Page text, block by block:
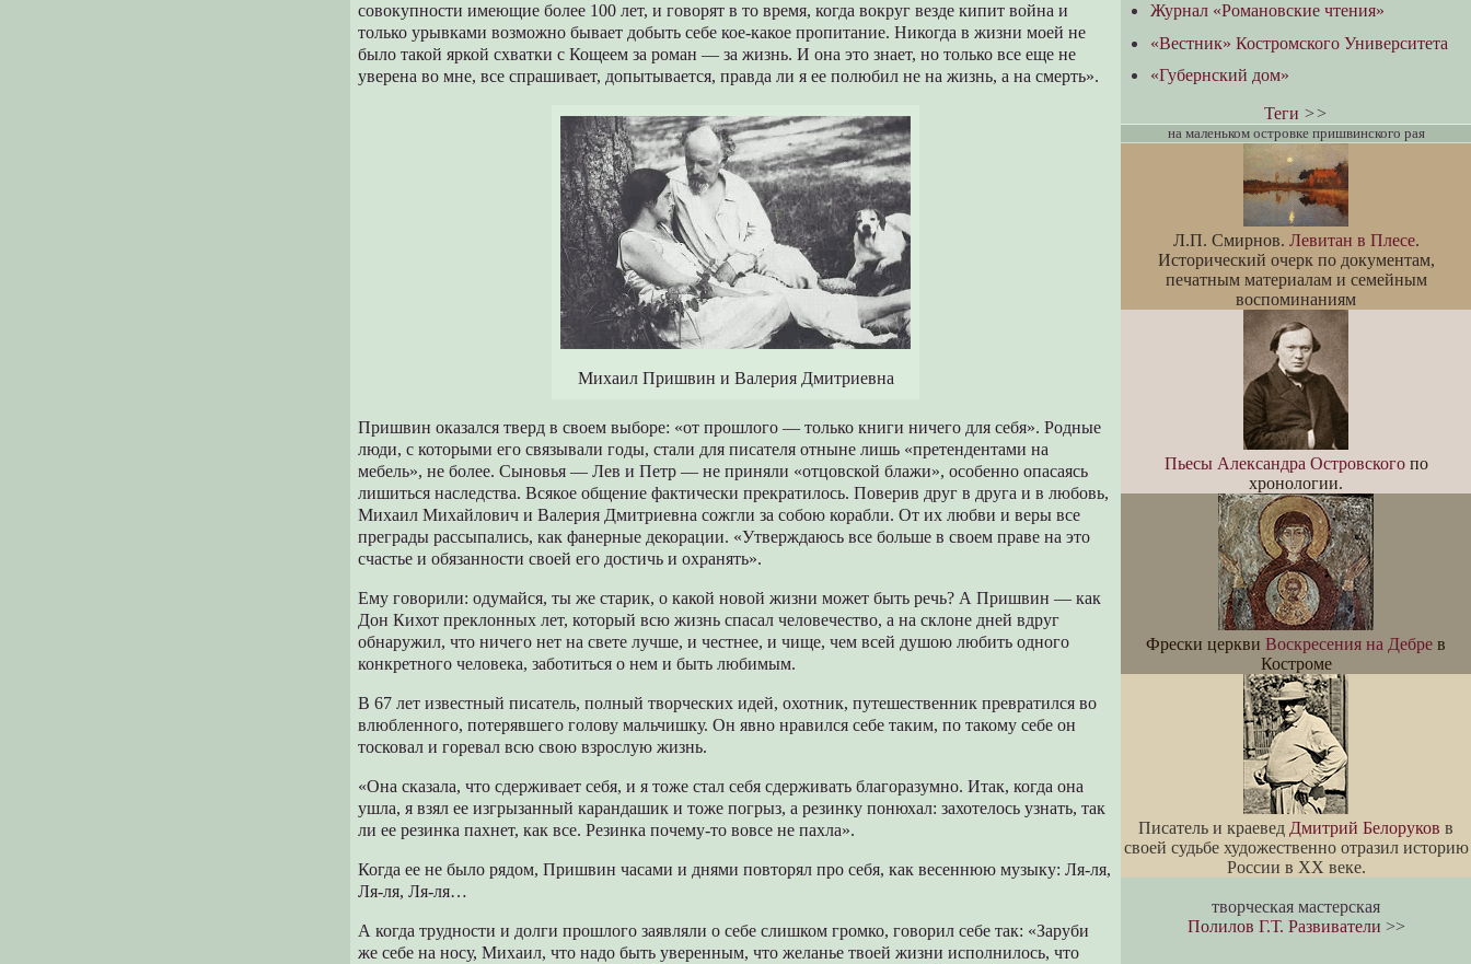
совокупности имеющие более 100 лет, и говорят в то время, когда вокруг везде кипит война и
только урывками возможно бывает добыть себе кое-какое пропитание. Никогда в жизни моей не
было такой яркой схватки с Кощеем за роман — за жизнь. И она это знает, но только все еще не
уверена во мне, все спрашивает, допытывается, правда ли я ее полюбил не на жизнь, а на смерть».
Михаил Пришвин и Валерия Дмитриевна
Пришвин оказался тверд в своем выборе: «от прошлого — только книги ничего для себя». Родные
люди, с которыми его связывали годы, стали для писателя отныне лишь «претендентами на
мебель», не более. Сыновья — Лев и Петр — не приняли «отцовской блажи», особенно опасаясь
лишиться наследства. Всякое общение фактически прекратилось. Поверив друг в друга и в любовь,
Михаил Михайлович и Валерия Дмитриевна сожгли за собою корабли. От их любви и веры все
преграды рассыпались, как фанерные декорации. «Утверждаюсь все больше в своем праве на это
счастье и обязанности своей его достичь и охранять».
Ему говорили: одумайся, ты же старик, о какой новой жизни может быть речь? А Пришвин — как
Дон Кихот преклонных лет, который всю жизнь спасал человечество, а на склоне дней вдруг
обнаружил, что ничего нет на свете лучше, и честнее, и чище, чем всей душою любить одного
конкретного человека, заботиться о нем и быть любимым.
В 67 лет известный писатель, полный творческих идей, охотник, путешественник превратился во
влюбленного, потерявшего голову мальчишку. Он явно нравился себе таким, по такому себе он
тосковал и горевал всю свою взрослую жизнь.
«Она сказала, что сдерживает себя, и я тоже стал себя сдерживать благоразумно. Итак, когда она
ушла, я взял ее изгрызанный карандашик и тоже погрыз, а резинку понюхал: захотелось узнать, так
ли ее резинка пахнет, как все. Резинка почему-то вовсе не пахла».
Когда ее не было рядом, Пришвин часами и днями повторял про себя, как весеннюю музыку: Ля-ля,
Ля-ля, Ля-ля…
А когда трудности и долги прошлого заявляли о себе слишком громко, говорил себе так: «Заруби
же себе на носу, Михаил, что надо быть уверенным, что желанье твоей жизни исполнилось, что
Журнал «Романовские чтения»
«Вестник» Костромского Университета
«Губернский дом»
Теги >>
на маленьком островке пришвинского рая
Л.П. Смирнов. Левитан в Плесе.
Исторический очерк по документам,
печатным материалам и семейным
воспоминаниям
Пьесы Александра Островскогопо
хронологии.
Фрески церкви Воскресения на Дебре в
Костроме
Писатель и краевед Дмитрий Белоруков в
своей судьбе художественно отразил историю
России в XX веке.
творческая мастерская
Полилов Г.Т. Развиватели >>